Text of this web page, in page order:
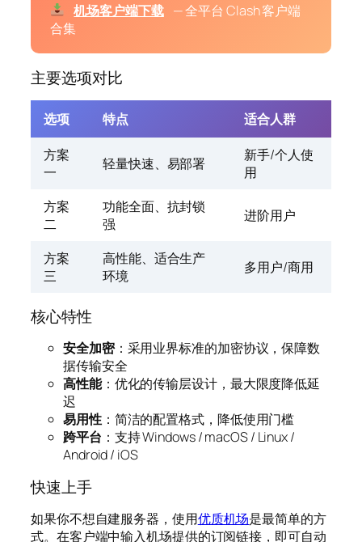
机场客户端下载 — 全平台 Clash 客户端
合集
主要选项对比
选项 特点
适合人群
方案
一
轻量快速、易部署
新手/个人使
用
方案
二
功能全面、抗封锁
强
进阶用户
方案
三
高性能、适合生产
环境
多用户/商用
核心特性
安全加密：采用业界标准的加密协议，保障数
据传输安全
高性能：优化的传输层设计，最大限度降低延
迟
易用性：简洁的配置格式，降低使用门槛
跨平台 ：支持 Windows / macOS / Linux /
Android / iOS
快速上手
如果你不想自建服务器，使用优质机场是最简单的方
式。在客户端中输入机场提供的订阅链接，即可自动